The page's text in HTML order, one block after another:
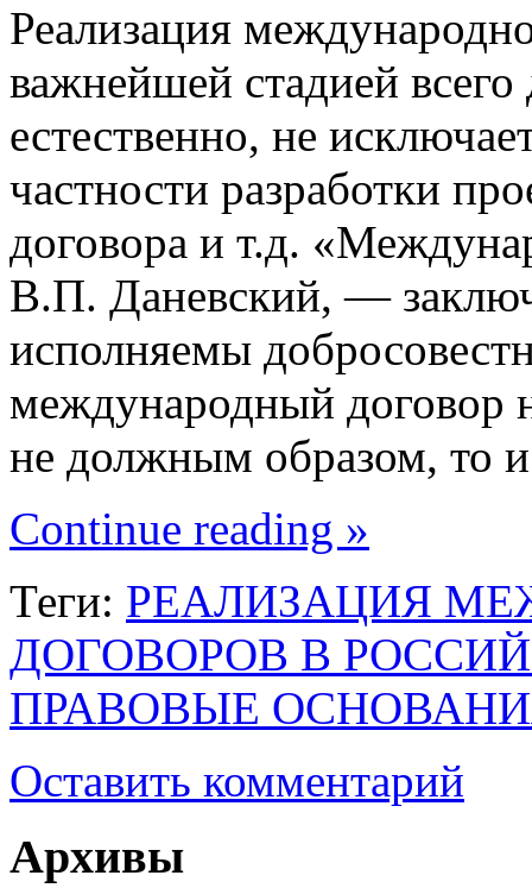
Реализация
важнейшей стадией всего
естественно, не
частности разработки
договора и т.д.
В.П. Даневский, —
исполняемы
международный договор
не должным образом, то
Continue reading »
Теги: РЕАЛИЗАЦИЯ
ДОГОВОРОВ В
ПРАВОВЫЕ
Оставить комментарий
Архивы